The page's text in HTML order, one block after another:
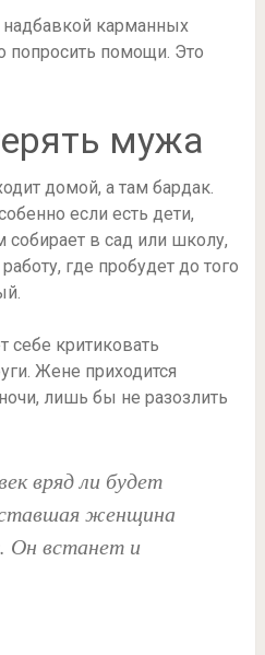
карманных
попросить помощи. Это
мужа
домой, а там бардак.
если есть дети,
в сад или школу,
где пробудет до того
себе критиковать
Жене приходится
лишь бы не разозлить
вряд ли будет
женщина
Он встанет и